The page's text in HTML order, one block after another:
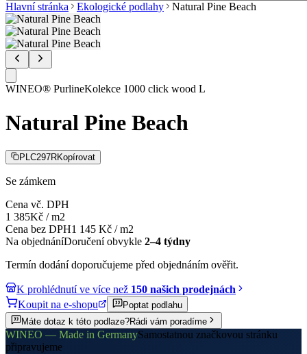
Hlavní stránka Ekologické podlahy Natural Pine Beach
WINEO® PurlineKolekce 1000 click wood L
Natural Pine Beach
PLC297RKopírovat
Se zámkem
Cena vč. DPH
1 385Kč /m2
Cena bez DPH1 145 Kč /m2
Na objednáníDoručení obvykle 2–4 týdny
Termín dodání doporučujeme před objednáním ověřit.
K prohlédnutí ve více než 150 našich prodejnách
Koupit na e-shopu
Poptat podlahu
Máte dotaz k této podlaze?Rádi vám poradíme
WINEO — Made in GermanySamostatnou značkovou stránku
připravujeme